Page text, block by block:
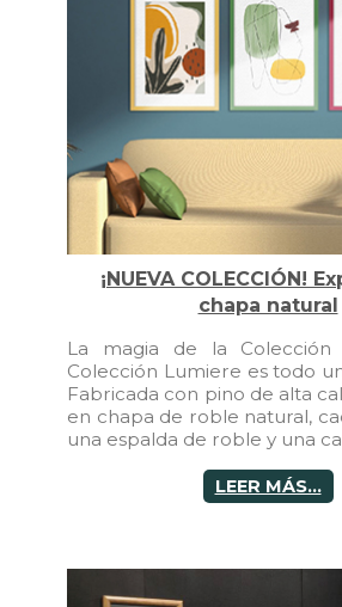
¡NUEVA COLECCIÓN!
chapa natural
La magia de la Colección
Colección Lumiere es todo
Fabricada con pino de alta
en chapa de roble natural,
una espalda de roble y una
LEER MÁS...